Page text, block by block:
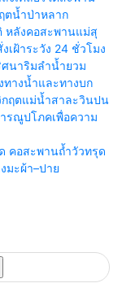
ตน้ำป่าหลาก
หลังคอสะพานแม่สุ
เฝ้าระวัง 24 ชั่วโมง
นาริมลำน้ำยวม
ทางน้ำและทางบก
ฤตแม่น้ำสาละวินปน
รณูปโภคเพื่อความ
คอสะพานถ้ำวัวทรุด
มะผ้า–ปาย